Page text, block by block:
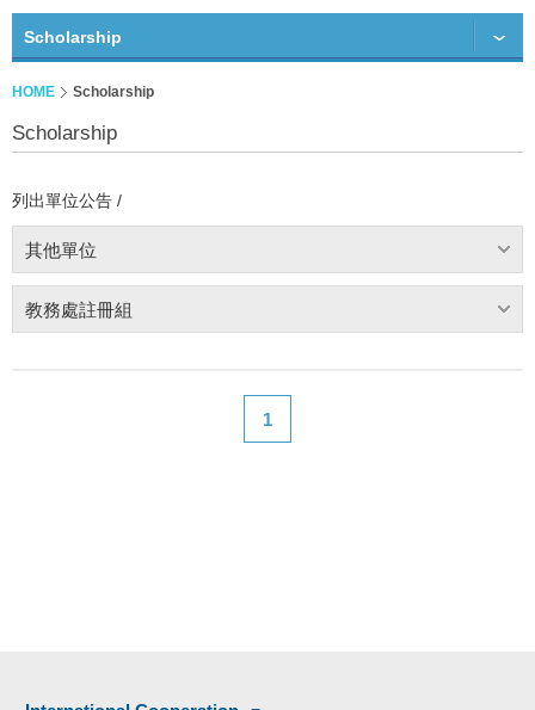
Scholarship
HOME Scholarship
Scholarship
列出單位公告 /
其他單位
教務處註冊組
1